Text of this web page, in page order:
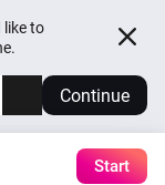
like to
Continue
Start